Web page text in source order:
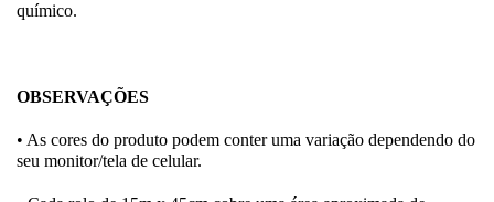
químico.
OBSERVAÇÕES
• As cores do produto podem conter uma variação dependendo do
seu monitor/tela de celular.